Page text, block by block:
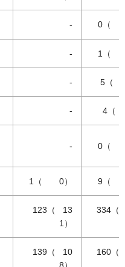
- 0（
- 1（
- 5（
- 4（
- 0（
1（ 0） 9（
123（ 13
1）
334
139（ 10
160